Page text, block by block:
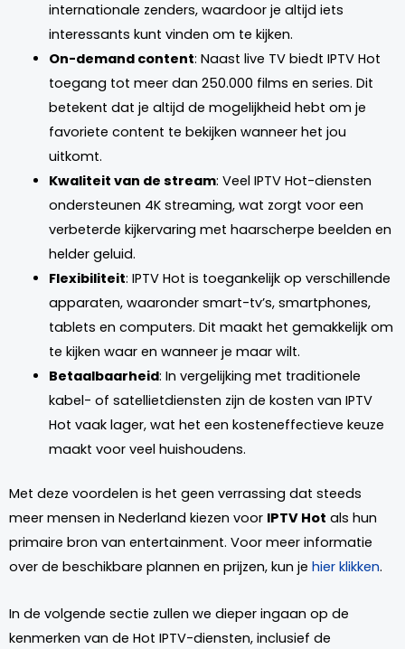
internationale zenders, waardoor je altijd iets
interessants kunt vinden om te kijken.
On-demand content: Naast live TV biedt IPTV Hot
toegang tot meer dan 250.000 films en series. Dit
betekent dat je altijd de mogelijkheid hebt om je
favoriete content te bekijken wanneer het jou
uitkomt.
Kwaliteit van de stream: Veel IPTV Hot-diensten
ondersteunen 4K streaming, wat zorgt voor een
verbeterde kijkervaring met haarscherpe beelden en
helder geluid.
Flexibiliteit: IPTV Hot is toegankelijk op verschillende
apparaten, waaronder smart-tv’s, smartphones,
tablets en computers. Dit maakt het gemakkelijk om
te kijken waar en wanneer je maar wilt.
Betaalbaarheid: In vergelijking met traditionele
kabel- of satellietdiensten zijn de kosten van IPTV
Hot vaak lager, wat het een kosteneffectieve keuze
maakt voor veel huishoudens.
Met deze voordelen is het geen verrassing dat steeds
meer mensen in Nederland kiezen voor IPTV Hot als hun
primaire bron van entertainment. Voor meer informatie
over de beschikbare plannen en prijzen, kun je hier klikken.
In de volgende sectie zullen we dieper ingaan op de
kenmerken van de Hot IPTV-diensten, inclusief de